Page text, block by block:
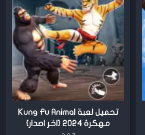
تحميل لعبة Kung Fu Animal
مهكرة 2024 {اخر اصدار}